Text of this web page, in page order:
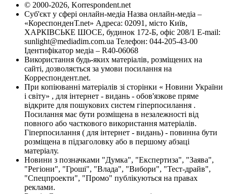
© 2000-2026, Korrespondent.net
Суб'єкт у сфері онлайн-медіа Назва онлайн-медіа –
«КореспонденТ.net» Адреса: 02091, місто Київ,
ХАРКІВСЬКЕ ШОСЕ, будинок 172-Б, офіс 208/1 E-mail:
sunlight@mediadim.com.ua Телефон: 044-205-43-00
Ідентифікатор медіа – R40-06068
Використання будь-яких матеріалів, розміщених на
сайті, дозволяється за умови посилання на
Корреспондент.net.
При копіюванні матеріалів зі сторінки « Новини України
і світу» , для інтернет - видань - обов'язкове пряме
відкрите для пошукових систем гіперпосилання .
Посилання має бути розміщена в незалежності від
повного або часткового використання матеріалів.
Гіперпосилання ( для інтернет - видань) - повинна бути
розміщена в підзаголовку або в першому абзаці
матеріалу.
Новини з позначками "Думка", "Експертиза", "Заява",
"Регіони", "Гроші", "Влада", "Вибори", "Тест-драйв",
"Спецпроекти", "Промо" публікуються на правах
реклами.